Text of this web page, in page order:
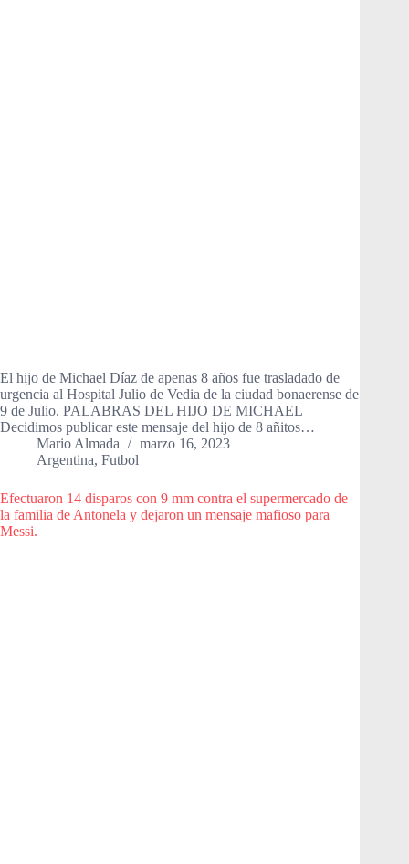
El hijo de Michael Díaz de apenas 8 años fue trasladado de
urgencia al Hospital Julio de Vedia de la ciudad bonaerense de
9 de Julio. PALABRAS DEL HIJO DE MICHAEL
Decidimos publicar este mensaje del hijo de 8 añitos…
Mario Almada
marzo 16, 2023
Argentina, Futbol
Efectuaron 14 disparos con 9 mm contra el supermercado de
la familia de Antonela y dejaron un mensaje mafioso para
Messi.